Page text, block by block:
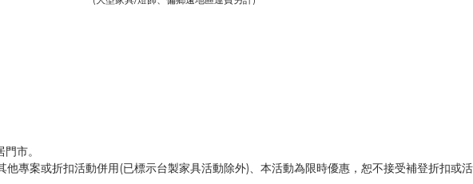
市。
他專案或折扣活動併用(已標示台製家具活動除外)、本活動為限時優惠，恕不接受補登折扣或